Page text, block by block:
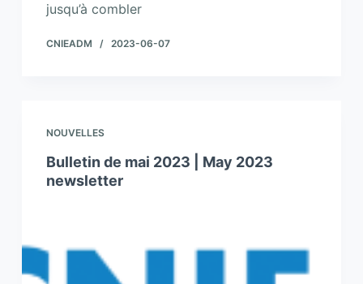
jusqu’à combler
CNIEADM 2023-06-07
NOUVELLES
Bulletin de mai 2023 | May 2023
newsletter